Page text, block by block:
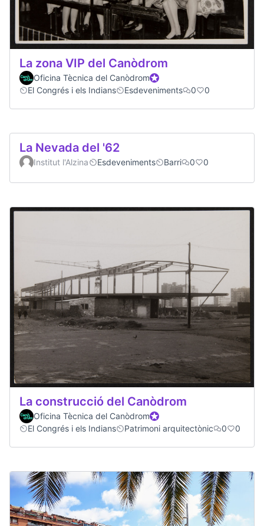
La zona VIP del Canòdrom
Oficina Tècnica del CanòdromOfficial participant
El Congrés i els Indians
Esdeveniments 0 0
La Nevada del '62
Institut l'Alzina Esdeveniments Barri 0 0
La construcció del Canòdrom
Oficina Tècnica del CanòdromOfficial participant
El Congrés i els Indians
Patrimoni arquitectònic 0 0